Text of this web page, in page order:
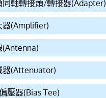
同軸轉接頭/轉接器(Adapter)
器(Amplifier)
(Antenna)
器(Attenuator)
壓器(Bias Tee)